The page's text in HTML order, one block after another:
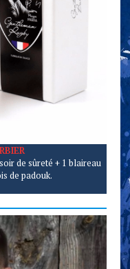
de sûreté + 1 blaireau
de padouk.